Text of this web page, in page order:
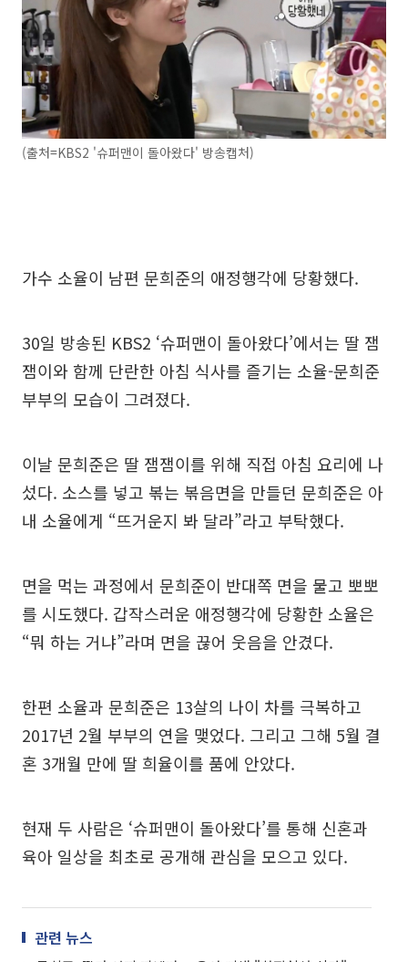
(출처=KBS2 '슈퍼맨이 돌아왔다' 방송캡처)
가수 소율이 남편 문희준의 애정행각에 당황했다.
30일 방송된 KBS2 ‘슈퍼맨이 돌아왔다’에서는 딸 잼
잼이와 함께 단란한 아침 식사를 즐기는 소율-문희준
부부의 모습이 그려졌다.
이날 문희준은 딸 잼잼이를 위해 직접 아침 요리에 나
섰다. 소스를 넣고 볶는 볶음면을 만들던 문희준은 아
내 소율에게 “뜨거운지 봐 달라”라고 부탁했다.
면을 먹는 과정에서 문희준이 반대쪽 면을 물고 뽀뽀
를 시도했다. 갑작스러운 애정행각에 당황한 소율은
“뭐 하는 거냐”라며 면을 끊어 웃음을 안겼다.
한편 소율과 문희준은 13살의 나이 차를 극복하고
2017년 2월 부부의 연을 맺었다. 그리고 그해 5월 결
혼 3개월 만에 딸 희율이를 품에 안았다.
현재 두 사람은 ‘슈퍼맨이 돌아왔다’를 통해 신혼과
육아 일상을 최초로 공개해 관심을 모으고 있다.
관련 뉴스